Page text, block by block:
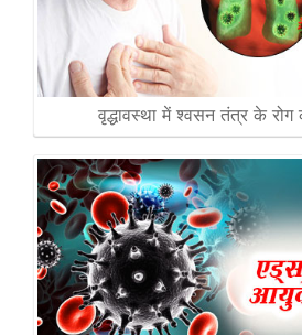
वृद्धावस्था में श्वसन तंत्र के